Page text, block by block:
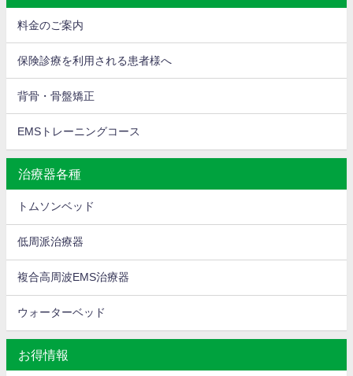
料金のご案内
保険診療を利用される患者様へ
背骨・骨盤矯正
EMSトレーニングコース
治療器各種
トムソンベッド
低周派治療器
複合高周波EMS治療器
ウォーターベッド
お得情報